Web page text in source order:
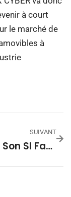
à court
le marché de
à
SUIVANT
Protéger Son SI Face À Copilot : Les Outils Et Stratégies Indispensables